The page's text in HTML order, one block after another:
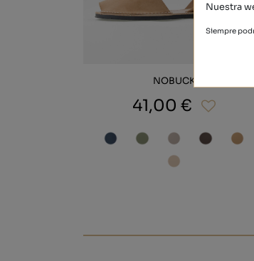
NOBUCK
41,00 €
Nuestra
Siempre